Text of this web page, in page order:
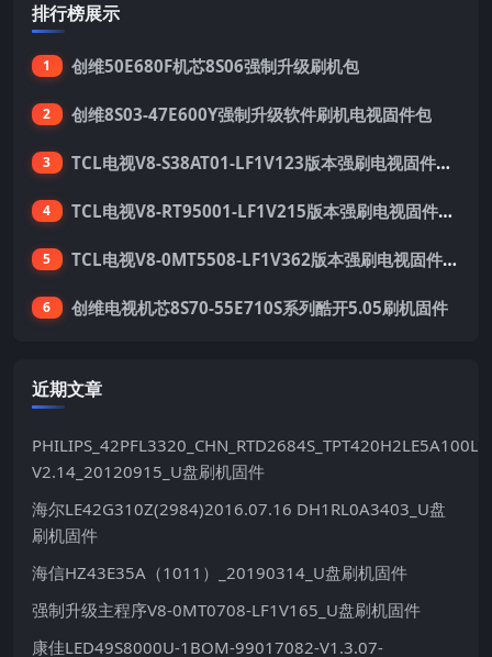
排行榜展示
1 创维50E680F机芯8S06强制升级刷机包
2 创维8S03-47E600Y强制升级软件刷机电视固件包
3 TCL电视V8-S38AT01-LF1V123版本强刷电视固件包下载
4 TCL电视V8-RT95001-LF1V215版本强刷电视固件包下载
5 TCL电视V8-0MT5508-LF1V362版本强刷电视固件包下载
6 创维电视机芯8S70-55E710S系列酷开5.05刷机固件
近期文章
V2.14_20120915_U盘刷机固件
海尔LE42G310Z(2984)2016.07.16 DH1RL0A3403_U盘
刷机固件
海信HZ43E35A（1011）_20190314_U盘刷机固件
强制升级主程序V8-0MT0708-LF1V165_U盘刷机固件
康佳LED49S8000U-1BOM-99017082-V1.3.07-